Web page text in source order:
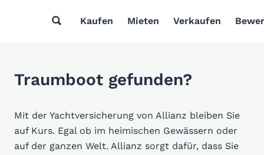
Kaufen Mieten Verkaufen
Traumboot gefunden?
Mit der Yachtversicherung von Allianz bleiben Sie
auf Kurs. Egal ob im heimischen Gewässern oder
auf der ganzen Welt. Allianz sorgt dafür, dass Sie